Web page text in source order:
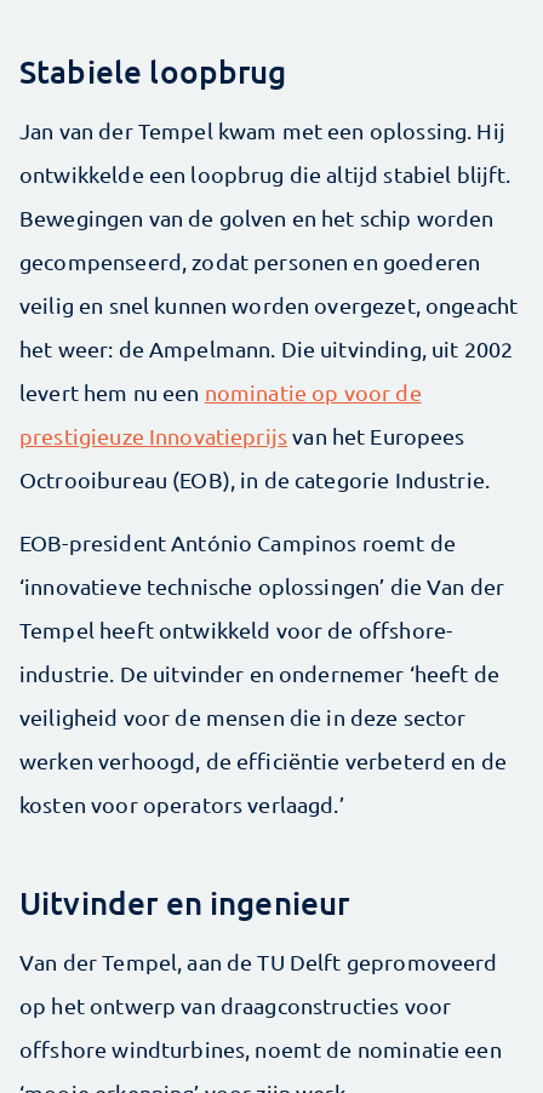
Stabiele loopbrug
Jan van der Tempel kwam met een oplossing. Hij
ontwikkelde een loopbrug die altijd stabiel blijft.
Bewegingen van de golven en het schip worden
gecompenseerd, zodat personen en goederen
veilig en snel kunnen worden overgezet, ongeacht
het weer: de Ampelmann. Die uitvinding, uit 2002
levert hem nu een nominatie op voor de
prestigieuze Innovatieprijsvan het Europees
Octrooibureau (EOB), in de categorie Industrie.
EOB-president António Campinos roemt de
‘innovatieve technische oplossingen’ die Van der
Tempel heeft ontwikkeld voor de offshore-
industrie. De uitvinder en ondernemer ‘heeft de
veiligheid voor de mensen die in deze sector
werken verhoogd, de efficiëntie verbeterd en de
kosten voor operators verlaagd.’
Uitvinder en ingenieur
Van der Tempel, aan de TU Delft gepromoveerd
op het ontwerp van draagconstructies voor
offshore windturbines, noemt de nominatie een